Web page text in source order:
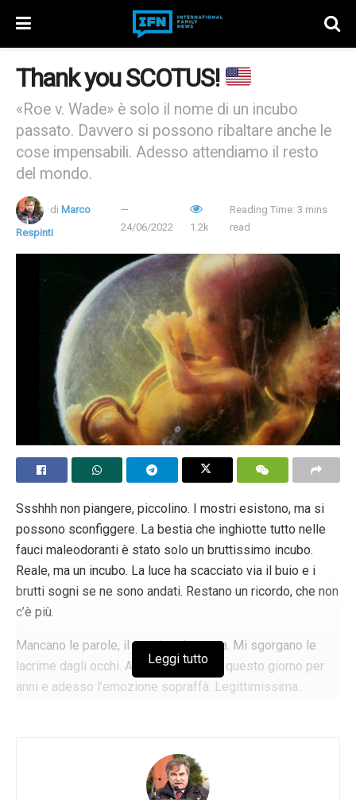
Thank you SCOTUS!
«Roe v. Wade» è solo il nome di un incubo
passato. Davvero si possono ribaltare anche le
cose impensabili. Adesso attendiamo il resto
del mondo.
di Marco
Respinti
24/06/2022 1.2k
Reading Time: 3 mins
read
Ssshhh non piangere, piccolino. I mostri esistono, ma si
possono sconfiggere. La bestia che inghiotte tutto nelle
fauci maleodoranti è stato solo un bruttissimo incubo.
Reale, ma un incubo. La luce ha scacciato via il buio e i
brutti sogni se ne sono andati. Restano un ricordo, che non
c’è più.
Mancano le parole, il respiro si mozza. Mi sgorgano le
lacrime dagli occhi. Abbiamo sognato questo giorno per
anni e adesso l’emozione sopraffà. Legittimissima.
, quando, nel 1973, chiuse il caso
Jane Roe, et al. v. Henry Wade, District Attorney of Dallas
Leggi tutto